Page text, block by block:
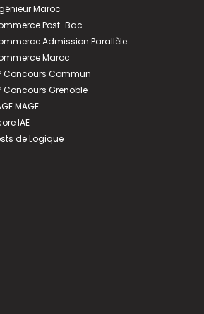
Maroc
Post-Bac
Admission Parallèle
Maroc
Concours Commun
Concours Grenoble
MAGE
IAE
de Logique